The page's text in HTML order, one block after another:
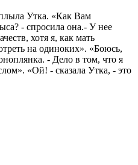
Утка. «Как Вам
- спросила она.- У нее
хотя я, как мать
на одиноких». «Боюсь,
- Дело в том, что я
«Ой! - сказала Утка, - это